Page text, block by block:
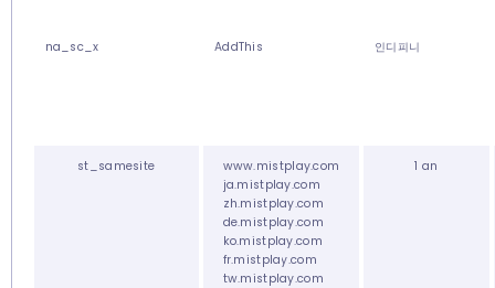
na_sc_x AddThis 인디피니
st_samesite
www.mistplay.com
ja.mistplay.com
zh.mistplay.com
de.mistplay.com
ko.mistplay.com
fr.mistplay.com
tw.mistplay.com
1 an